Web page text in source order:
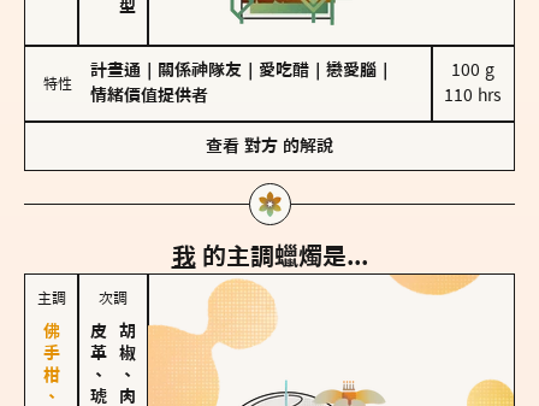
特性
計畫通 關係神隊友 愛吃醋 戀愛腦
情緒價值提供者
100 g
110 hrs
查看 對方 的解說
我 的主調蠟燭是...
主調 次調
皮革、琥珀胡椒、肉桂